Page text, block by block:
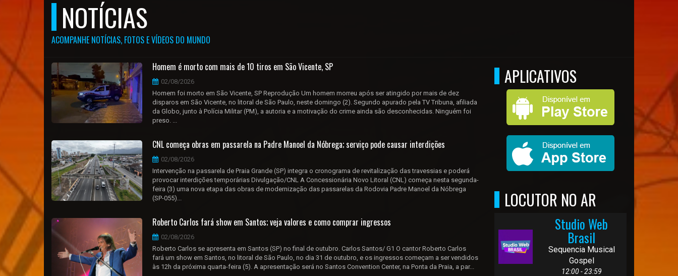
NOTÍCIAS
ACOMPANHE NOTÍCIAS, FOTOS E VÍDEOS DO MUNDO
Homem é morto com mais de 10 tiros em São Vicente, SP
02/08/2026
Homem foi morto em São Vicente, SP Reprodução Um homem morreu após ser atingido por mais de dez
disparos em São Vicente, no litoral de São Paulo, neste domingo (2). Segundo apurado pela TV Tribuna, afiliada
da Globo, junto à Polícia Militar (PM), a autoria e a motivação do crime ainda são desconhecidas. Ninguém foi
preso. ...
CNL começa obras em passarela na Padre Manoel da Nóbrega; serviço pode causar interdições
02/08/2026
Intervenção na passarela de Praia Grande (SP) integra o cronograma de revitalização das travessias e poderá
provocar interdições temporárias Divulgação/CNL A Concessionária Novo Litoral (CNL) começa nesta segunda-
feira (3) uma nova etapa das obras de modernização das passarelas da Rodovia Padre Manoel da Nóbrega
(SP-055)...
Roberto Carlos fará show em Santos; veja valores e como comprar ingressos
02/08/2026
Roberto Carlos se apresenta em Santos (SP) no final de outubro. Carlos Santos/ G1 O cantor Roberto Carlos
fará um show em Santos, no litoral de São Paulo, no dia 31 de outubro, e os ingressos começam a ser vendidos
às 12h da próxima quarta-feira (5). A apresentação será no Santos Convention Center, na Ponta da Praia, a par...
APLICATIVOS
LOCUTOR NO AR
Studio Web
Brasil
Sequencia Musical
Gospel
12:00 - 23:59